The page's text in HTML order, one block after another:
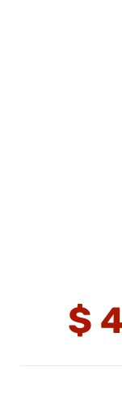
$